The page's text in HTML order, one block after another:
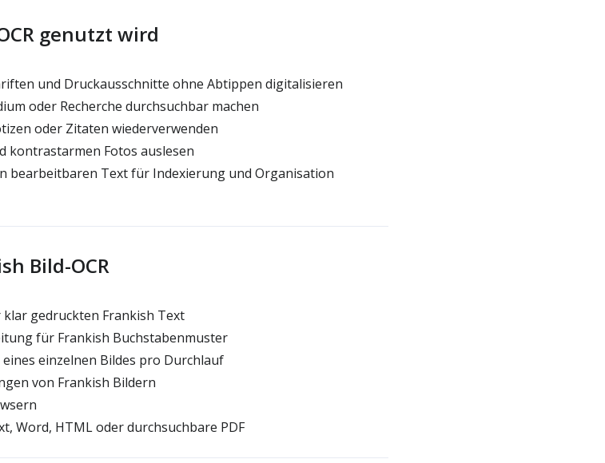
genutzt wird
und Druckausschnitte ohne Abtippen digitalisieren
oder Recherche durchsuchbar machen
oder Zitaten wiederverwenden
kontrastarmen Fotos auslesen
bearbeitbaren Text für Indexierung und Organisation
Bild-OCR
gedruckten Frankish Text
für Frankish Buchstabenmuster
einzelnen Bildes pro Durchlauf
von Frankish Bildern
Word, HTML oder durchsuchbare PDF